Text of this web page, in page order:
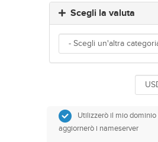
Scegli la valuta
Utilizzerò il mio
aggiornerò i nameserver